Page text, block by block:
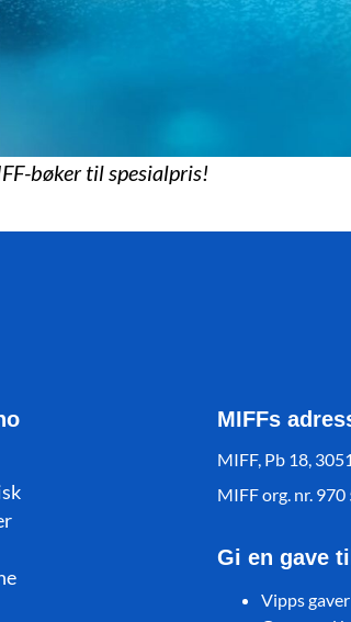
bøker til spesialpris!
MIFFs
MIFF, Pb 18,
MIFF org. nr.
Gi en gave
Vipps